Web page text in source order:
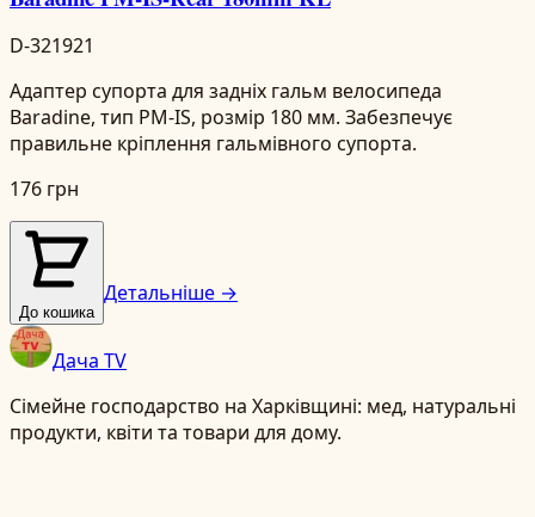
D-321921
Адаптер супорта для задніх гальм велосипеда
Baradine, тип PM-IS, розмір 180 мм. Забезпечує
правильне кріплення гальмівного супорта.
176 грн
До кошика
Детальніше →
Дача TV
Сімейне господарство на Харківщині: мед, натуральні
продукти, квіти та товари для дому.